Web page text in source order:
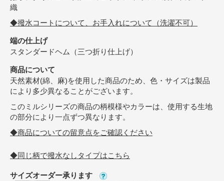
織
◆撥水コートについて、お手入れについて（洗濯不可）
端の仕上げ
スタンダードヘム（三つ折り仕上げ）
商品について
天然素材(綿、麻)を使用した商品のため、色・サイズは製品
により多少異なることがございます。
このミルシリーズの商品の柄模様やカラーは、使用する生地
の部分により一点ずつ異なります。
◆商品についての留意点をご確認ください
◆同じ柄で撥水なしタイプはこちら
サイズオーダー承ります